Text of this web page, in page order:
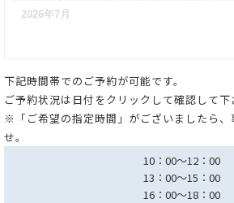
2026年7月
下記時間帯でのご予約が可能です。
ご予約状況は日付をクリックして確認して下
※「ご希望の指定時間」がございましたら、
せ。
10：00～12：00
13：00～15：00
16：00～18：00